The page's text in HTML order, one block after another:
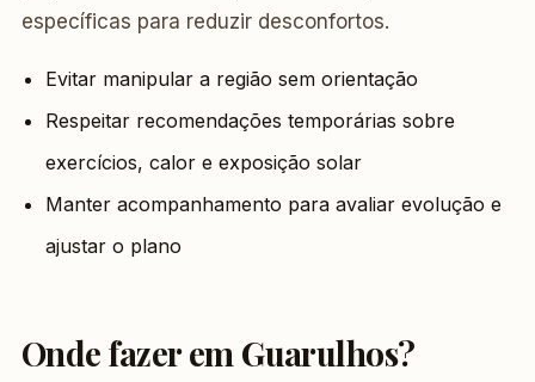
específicas para reduzir desconfortos.
Evitar manipular a região sem orientação
Respeitar recomendações temporárias sobre
exercícios, calor e exposição solar
Manter acompanhamento para avaliar evolução e
ajustar o plano
Onde fazer em Guarulhos?